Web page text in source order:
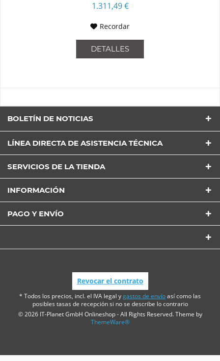
1.311,49 €
Recordar
DETALLES
BOLETÍN DE NOTICIAS
LÍNEA DIRECTA DE ASISTENCIA TÉCNICA
SERVICIOS DE LA TIENDA
INFORMACIÓN
PAGO Y ENVÍO
Revocar el contrato
* Todos los precios, incl. el IVA legal ygastos de envíoasí como las
posibles tasas de recepción si no se describe lo contrario
© 2026 IT-Planet GmbH Onlineshop - All Rights Reserved. Theme by
ThemeWare®